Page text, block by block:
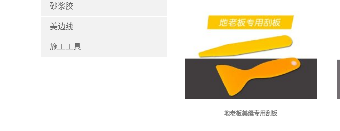
砂浆胶
美边线
施工工具
地老板美缝专用刮板